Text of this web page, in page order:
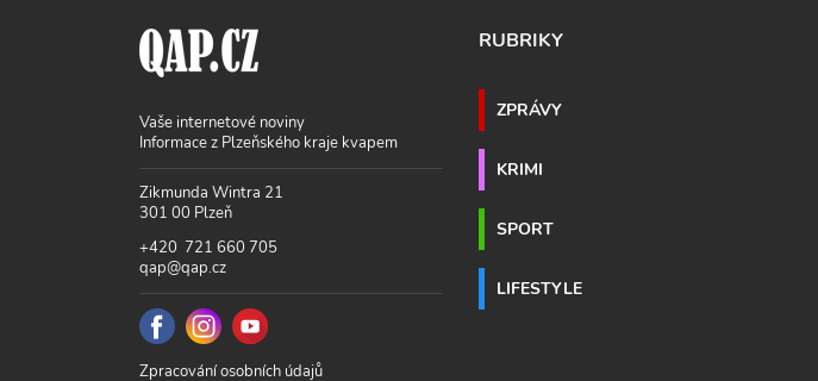
Vaše internetové noviny
Informace z Plzeňského kraje kvapem
Zikmunda Wintra 21
301 00 Plzeň
+420 721 660 705
qap@qap.cz
Zpracování osobních údajů
RUBRIKY
ZPRÁVY
KRIMI
SPORT
LIFESTYLE